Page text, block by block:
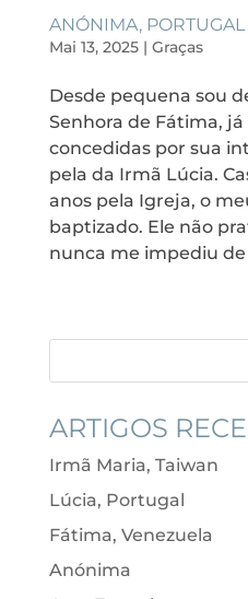
ANÓNIMA, PORTUGAL
Mai 13, 2025| Graças
Desde pequena sou
Senhora de Fátima,
concedidas por sua
pela da Irmã Lúcia.
anos pela Igreja, o
baptizado. Ele não
nunca me impediu de
ARTIGOS
Irmã Maria, Taiwan
Lúcia, Portugal
Fátima, Venezuela
Anónima